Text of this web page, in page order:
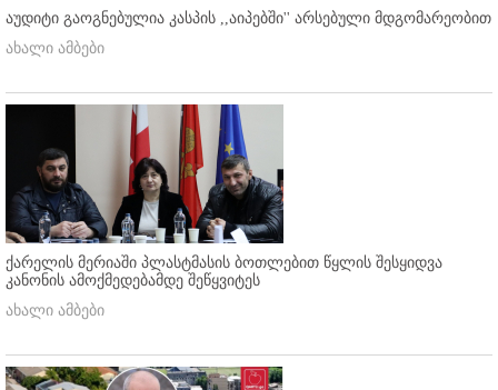
აუდიტი გაოგნებულია კასპის ,,აიპებში'' არსებული მდგომარეობით
ახალი ამბები
ქარელის მერიაში პლასტმასის ბოთლებით წყლის შესყიდვა
კანონის ამოქმედებამდე შეწყვიტეს
ახალი ამბები